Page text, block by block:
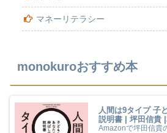
マネーリテラシー
monokuroおすすめ本
人間は9タイプ 子
説明書 | 坪田信貴
Amazonで坪田信貴